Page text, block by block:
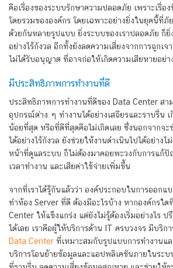
คือเรื่องของระบบรักษาความปลอดภัย เพราะเรื่อ
โดยรวมขององค์กร โดยเฉพาะอย่างยิ่งในยุคนี้ที่ภั
ด้วยกันหลายรูปแบบ ยิ่งระบบของเราปลอดภัย ก็ยิ่
อย่างไร้กังวล อีกทั้งยังลดความเสี่ยงจากการถูกเจ
ไม่ได้รับอนุญาต ที่อาจก่อให้เกิดความเสียหายอย่า
มีประสิทธิภาพการทำงานที่ดี
ประสิทธิภาพการทำงานที่ดีของ Data Center สา
อุปกรณ์ต่าง ๆ ทำงานได้อย่างเสถียรและราบรื่น
น้อยที่สุด หรือที่ดีที่สุดคือไม่เกิดเลย ซึ่งนอกจากจะ
ได้อย่างไร้กังวล ยังช่วยให้งานดำเนินไปได้อย่าง
หน้าที่ดูแลระบบ ก็ไม่ต้องมาคอยพะวงกับการแก้ปั
เวลาทำงาน และเสียค่าใช้จ่ายเพิ่มขึ้น
จากที่เราได้รู้กันแล้วว่า องค์ประกอบในการออก
ทำห้อง Server ที่ดี ต้องมีอะไรบ้าง หากองค์กรใ
Center ให้แข็งแกร่ง แต่ยังไม่รู้ต้องเริ่มอย่างไร
ได้เลย เราคือผู้ให้บริการด้าน IT ครบวงจร มีบริก
Data Center ที่เหมาะสมกับรูปแบบการทำงานแ
บริการโอนย้ายข้อมูลและแอปพลิเคชันภายในระบ